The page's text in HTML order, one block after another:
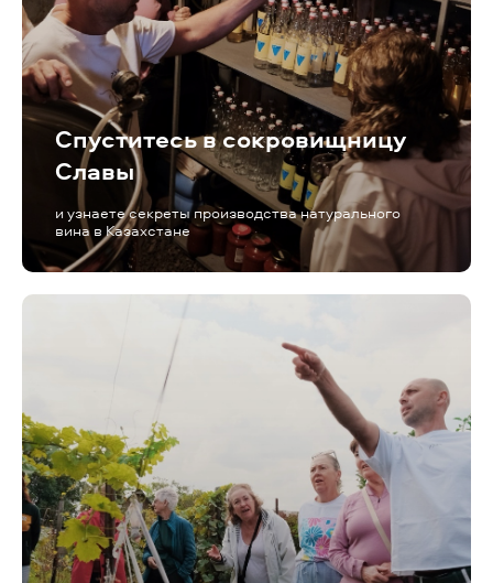
Спуститесь в сокровищницу
Славы
и узнаете секреты производства натурального
вина в Казахстане